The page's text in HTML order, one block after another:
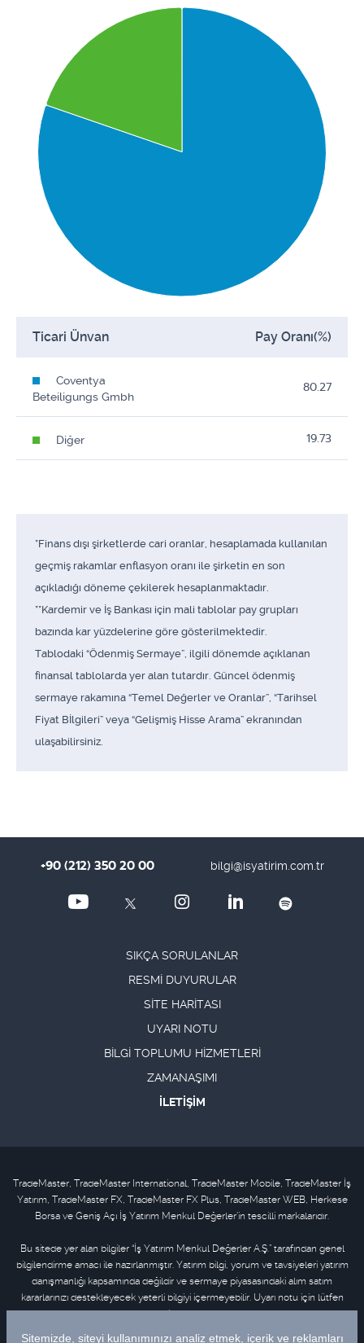
Ticari Ünvan Pay Oranı(%)
Coventya
Beteiligungs Gmbh
80.27
Diğer 19.73
*Finans dışı şirketlerde cari oranlar, hesaplamada kullanılan
geçmiş rakamlar enflasyon oranı ile şirketin en son
açıkladığı döneme çekilerek hesaplanmaktadır.
**Kardemir ve İş Bankası için mali tablolar pay grupları
bazında kar yüzdelerine göre gösterilmektedir.
Tablodaki “Ödenmiş Sermaye”, ilgili dönemde açıklanan
finansal tablolarda yer alan tutardır. Güncel ödenmiş
sermaye rakamına “Temel Değerler ve Oranlar”, “Tarihsel
Fiyat Bİlgileri” veya “Gelişmiş Hisse Arama” ekranından
ulaşabilirsiniz.
+90 (212) 350 20 00 bilgi@isyatirim.com.tr
SIKÇA SORULANLAR
RESMİ DUYURULAR
SİTE HARİTASI
UYARI NOTU
BİLGİ TOPLUMU HİZMETLERİ
ZAMANAŞIMI
İLETİŞİM
TradeMaster, TradeMaster International, TradeMaster Mobile, TradeMaster İş
Yatırım, TradeMaster FX, TradeMaster FX Plus, TradeMaster WEB, Herkese
Borsa ve Geniş Açı İş Yatırım Menkul Değerler'in tescilli markalarıdır.
Bu sitede yer alan bilgiler “İş Yatırım Menkul Değerler A.Ş.” tarafından genel
bilgilendirme amacı ile hazırlanmıştır. Yatırım bilgi, yorum ve tavsiyeleri yatırım
danışmanlığı kapsamında değildir ve sermaye piyasasındaki alım satım
kararlarınızı destekleyecek yeterli bilgiyi içermeyebilir. Uyarı notu için lütfen
tıklayınız.